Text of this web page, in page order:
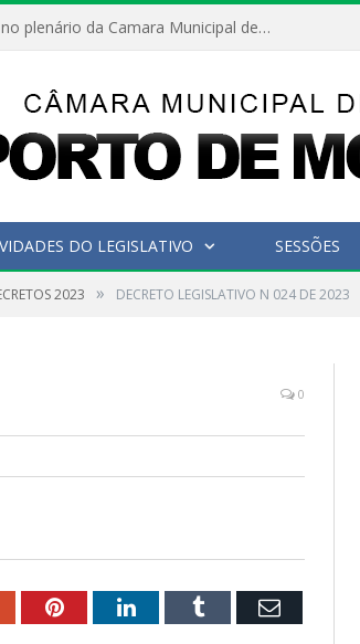
Hoje dia 05 de julho aconteceu no plenário da Camara Municipal de Porto de Moz a Sessão Solene de Abertura dos Trabalhos Legislativos 2º Período da 23ª Legislatura
DO LEGISLATIVO SESSÕES
2023 » DECRETO LEGISLATIVO N 024 DE 2023
0
PinterestLinkedInTumblr Email